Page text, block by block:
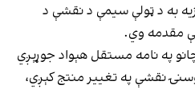
به د ټولې سیمې د نقشې د
مقدمه وي.
په نامه مستقل هېواد جوړېږي
نقشې په تغيير منتج كېږي،